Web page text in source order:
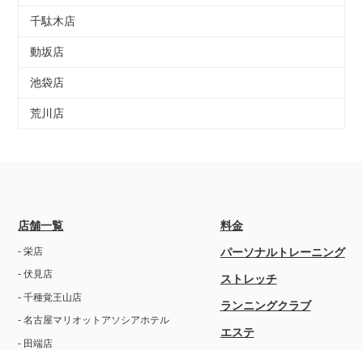
千駄木店
動坂店
池袋店
荒川店
店舗一覧
- 栄店
- 伏見店
- 千種覚王山店
- 名古屋マリオットアソシアホテル
- 田端店
料金
パーソナルトレーニング
ストレッチ
ランニングクラブ
エステ